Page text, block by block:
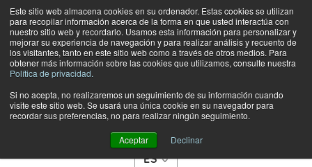
Este sitio web almacena cookies en su ordenador. Estas cookies se utilizan
para recopilar información acerca de la forma en que usted interactúa con
nuestro sitio web y recordarlo. Usamos esta información para personalizar y
mejorar su experiencia de navegación y para realizar análisis y recuento de
los visitantes, tanto en este sitio web como a través de otros medios. Para
obtener más información sobre las cookies que utilizamos, consulte nuestra
Política de privacidad.
Si no acepta, no realizaremos un seguimiento de su información cuando
visite este sitio web. Se usará una única cookie en su navegador para
recordar sus preferencias, no para realizar ningún seguimiento.
Aceptar Declinar
TIENDA
CATEGORÍAS
ES